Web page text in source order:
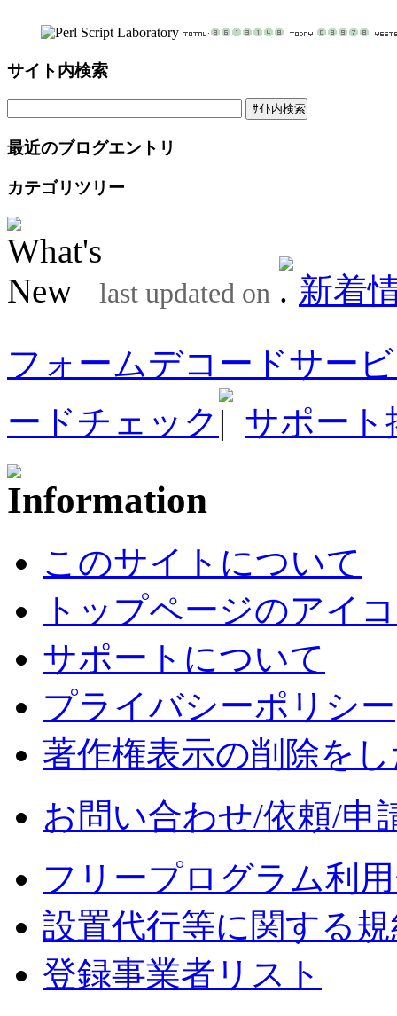
サイト内検索
最近のブログエントリ
カテゴリツリー
last updated on
新着
フォームデコードサー
ードチェック
サポート
このサイトについて
トップページのアイ
サポートについて
プライバシーポリシー
著作権表示の削除を
お問い合わせ/依頼/申
フリープログラム利
設置代行等に関する
登録事業者リスト